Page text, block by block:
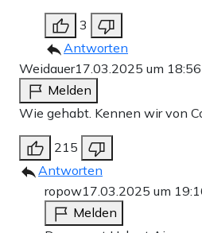
3
Antworten
Weidauer17.03.2025 um
Melden
Wie gehabt. Kennen wir von
215
Antworten
ropow17.03.2025 um
Melden